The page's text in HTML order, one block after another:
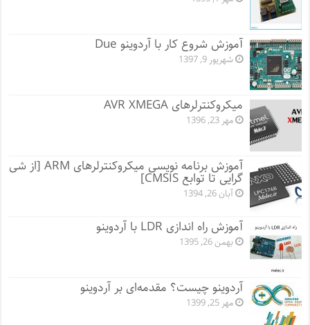
آموزش شروع کار با آردوینو Due
شهریور 9, 1397
میکروکنترلرهای AVR XMEGA
مهر 23, 1396
آموزش برنامه نویسی میکروکنترلرهای ARM [از شی
گرایی تا توابع CMSIS]
آبان 26, 1394
آموزش راه اندازی LDR با آردوینو
بهمن 26, 1395
آردوینو چیست؟ مقدمه‌ای بر آردوینو
مهر 25, 1399